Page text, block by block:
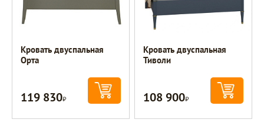
Кровать двуспальная
Орта
119 830Р
Кровать двуспальная
Тиволи
108 900Р